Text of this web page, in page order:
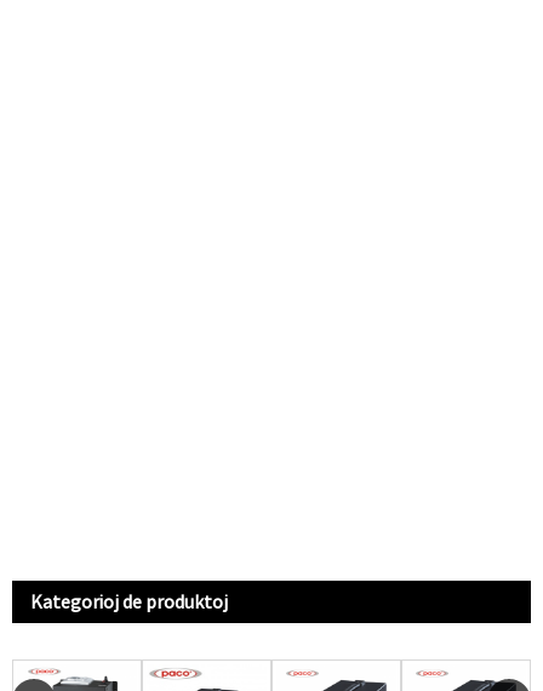
Kategorioj de produktoj